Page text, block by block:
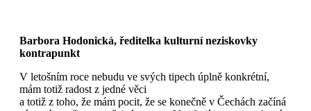
Barbora Hodonická, ředitelka kulturní neziskovky
kontrapunkt
V letošním roce nebudu ve svých tipech úplně konkrétní,
mám totiž radost z jedné věci
a totiž z toho, že mám pocit, že se konečně v Čechách začíná